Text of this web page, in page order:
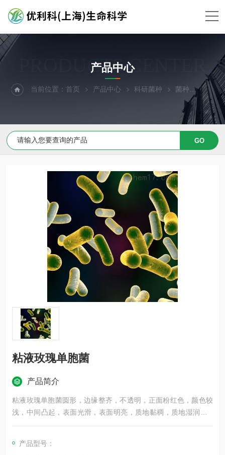
PRODUCTS CENTER
产品中心
当前位置：首页 产品中心 科研菌种 菌种 粘液
粘液玫瑰单胞菌
产品简介
粘液玫瑰单胞菌圆形，边缘整齐，不透明，正面粉红色，颜色较
浅，中间凸起，表面光滑，表面明亮，质地黏稠，质地湿润，G
－（红），球杆菌，纯度：纯
产品型号：